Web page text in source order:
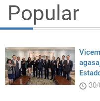
Popular
30/